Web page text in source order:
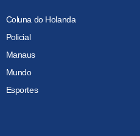
Coluna do Holanda
Policial
Manaus
Mundo
Esportes